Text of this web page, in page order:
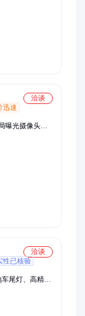
洽谈
迅速
曝光摄像头、
像头模组、
、机器人摄像
、车载摄像头
外夜视摄像头
清晰摄像头模
像素内窥镜模
洽谈
性已核验
尾灯、高精度
端、GPS定位
托车定位器、
器、接线定位